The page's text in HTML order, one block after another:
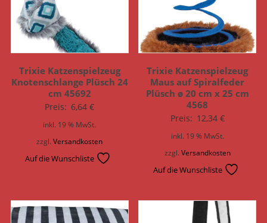
Trixie Katzenspielzeug
Knotenschlange Plüsch 24
cm 45692
Preis: 6,64€
inkl. 19 % MwSt.
zzgl.Versandkosten
Auf die Wunschliste
Trixie Katzenspielzeug
Maus auf Spiralfeder
Plüsch ø 20 cm x 25 cm
4568
Preis: 12,34 €
inkl. 19 % MwSt.
zzgl. Versandkosten
Auf die Wunschliste